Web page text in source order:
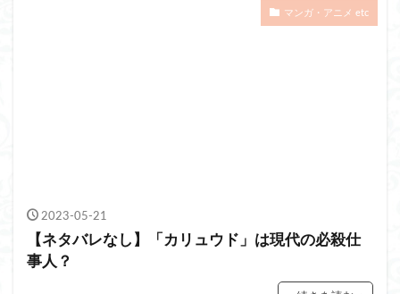
マンガ・アニメ etc
2023-05-21
【ネタバレなし】「カリュウド」は現代の必殺仕
事人？